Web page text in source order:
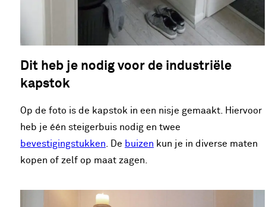
Dit heb je nodig voor de industriële
kapstok
Op de foto is de kapstok in een nisje gemaakt. Hiervoor
heb je één steigerbuis nodig en twee
bevestigingstukken . De buizen kun je in diverse maten
kopen of zelf op maat zagen.